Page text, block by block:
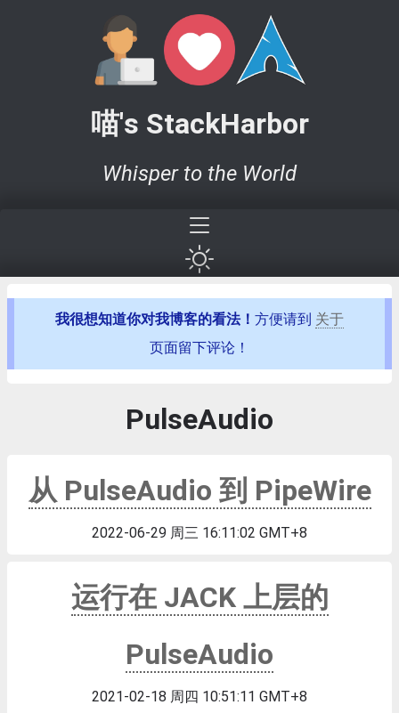
喵's StackHarbor
Whisper to the World
我很想知道你对我博客的看法！ 方便请到 关于
页面留下评论！
PulseAudio
从 PulseAudio 到 PipeWire
2022-06-29 周三 16:11:02 GMT+8
运行在 JACK 上层的
PulseAudio
2021-02-18 周四 10:51:11 GMT+8